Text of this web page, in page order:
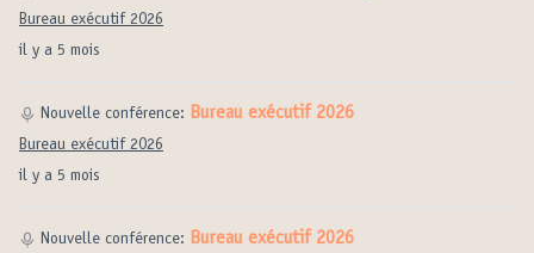
il y a 5 mois
Bureau exécutif 2026
il y a 5 mois
Nouvelle conférence: Bureau exécutif 2026
Bureau exécutif 2026
Nouvelle conférence: Bureau exécutif 2026